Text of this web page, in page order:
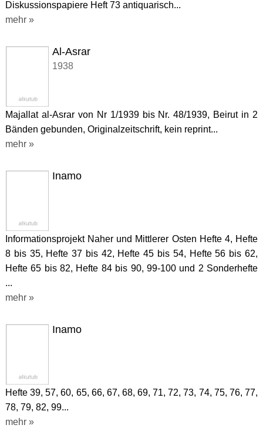
Diskussionspapiere Heft 73 antiquarisch...
mehr »
Al-Asrar
1938
Majallat al-Asrar von Nr 1/1939 bis Nr. 48/1939, Beirut in 2
Bänden gebunden, Originalzeitschrift, kein reprint...
mehr »
Inamo
Informationsprojekt Naher und Mittlerer Osten Hefte 4, Hefte
8 bis 35, Hefte 37 bis 42, Hefte 45 bis 54, Hefte 56 bis 62,
Hefte 65 bis 82, Hefte 84 bis 90, 99-100 und 2 Sonderhefte
...
mehr »
Inamo
Hefte 39, 57, 60, 65, 66, 67, 68, 69, 71, 72, 73, 74, 75, 76, 77,
78, 79, 82, 99...
mehr »